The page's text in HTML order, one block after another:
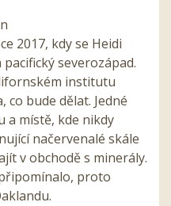
2017, kdy se Heidi
severozápad.
institutu
bude dělat. Jedné
a místě, kde nikdy
načervenalé skále
v obchodě s minerály.
proto